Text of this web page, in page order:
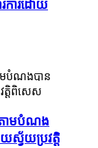
ការដោយ
ាមបំណង
ស្វ័យប្រវត្តិ